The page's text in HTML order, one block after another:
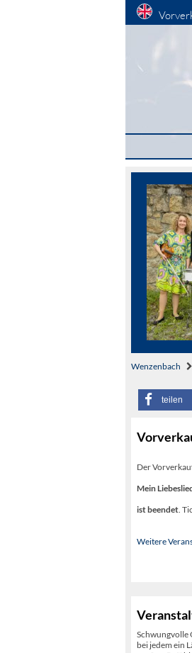
Wenzenbach
teilen
Der
Mein
ist beendet .
Weitere
Schwungvolle
bei jedem ein